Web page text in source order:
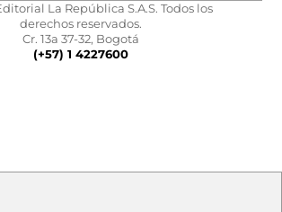
La República S.A.S. Todos los
derechos reservados.
Cr. 13a 37-32, Bogotá
(+57) 1 4227600